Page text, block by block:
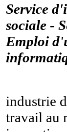
Service
sociale -
Emploi
industrie
travail au